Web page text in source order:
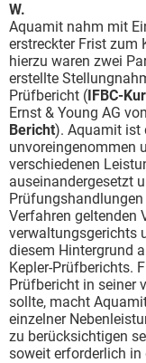
W.
Aquamit nahm mit
erstreckter Frist zum
hierzu waren zwei
erstellte
Prüfbericht (IFBC-
Ernst & Young AG
Bericht). Aquamit ist
unvoreingenommen
verschiedenen
auseinandergesetzt
Verfahren geltenden
verwaltungsgerichts
diesem Hintergrund
Kepler-Prüfberichts.
Prüfbericht in seiner
sollte, macht
einzelner
zu berücksichtigen
soweit erforderlich in